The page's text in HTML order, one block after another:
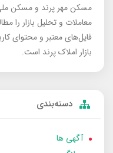
مسکن مهر پرند و مسکن
معاملات و تحلیل بازار را
فایل‌های معتبر و محتوای
بازار املاک پرند است.
دسته‌بندی
آگهی ها